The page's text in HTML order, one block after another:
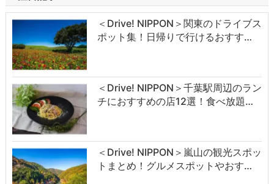
＜Drive! NIPPON＞関東のドライブス
ポット集！日帰りで行けるおすす…
＜Drive! NIPPON＞千葉駅周辺のラン
チにおすすめの店12選！食べ放題…
＜Drive! NIPPON＞嵐山の観光スポッ
トまとめ！グルメスポットやおす…